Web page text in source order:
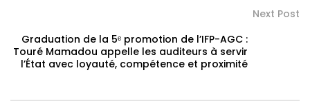
Next Post
Graduation de la 5ᵉ promotion de l’IFP-AGC :
Touré Mamadou appelle les auditeurs à servir
l’État avec loyauté, compétence et proximité